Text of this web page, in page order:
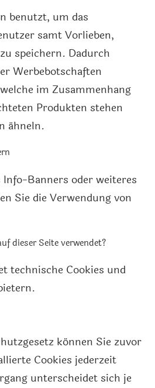
benutzt, um das
samt Vorlieben,
speichern. Dadurch
Werbebotschaften
im Zusammenhang
Produkten stehen
ähneln.
Banners oder weiteres
Sie die Verwendung von
dieser Seite verwendet?
technische Cookies und
können Sie zuvor
Cookies jederzeit
unterscheidet sich je